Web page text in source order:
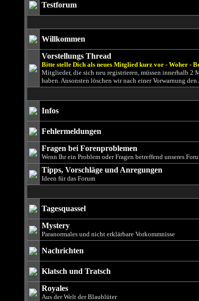
Testforum
Willkommen
Vorstellungs Thread
Bitte stelle Dich als neues Mitglied kurz vor - Woher -
Mitglieder, die sich neu registrieren, müssen innerhalb 2
haben. Ansonsten löschen wir nach einer Vorwarnung den
Infos
Fehlermeldungen
Fragen bei Forenproblemen
Wenn Ihr ein Problem oder Fragen betreffend unseres
Tipps, Vorschläge und Anregungen
Ideen für das Forum
Tagesquassel
Mystery
Paranormales und nicht erklärbare Vorkommnisse
Nachrichten
Klatsch und Tratsch
Royales
Aus der Welt der Blaublüter